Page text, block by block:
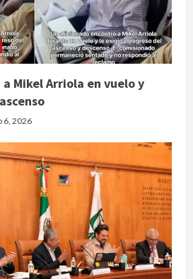
Mikel Arriola en vuelo y
6, 2026